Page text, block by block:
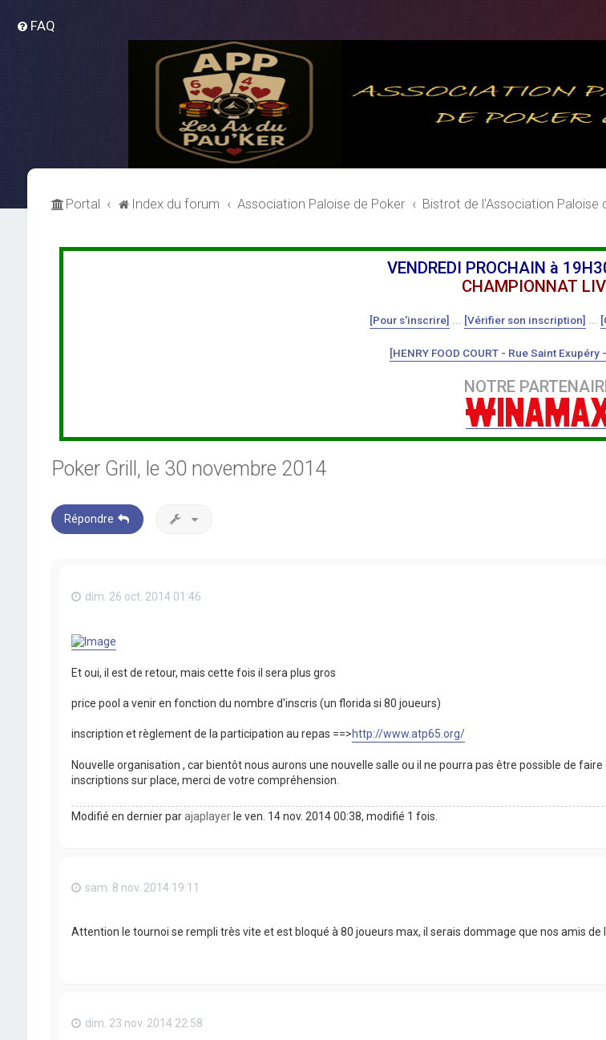
FAQ
Portal Index du forum Association Paloise de Poker Bistrot de l'Association Paloise
VENDREDI PROCHAIN à
CHAMPIONNAT
[Pour s'inscrire] [Vérifier son inscription]
[HENRY FOOD COURT - Rue Saint Exupéry
NOTRE
Poker Grill, le 30 novembre 2014
Répondre
dim. 26 oct. 2014 01:46
Et oui, il est de retour, mais cette fois il sera plus gros
price pool a venir en fonction du nombre d'inscris (un florida si 80 joueurs)
inscription et règlement de la participation au repas ==>http://www.atp65.org/
Nouvelle organisation , car bientôt nous aurons une nouvelle salle ou il ne pourra pas être possible de
inscriptions sur place, merci de votre compréhension.
Modifié en dernier parajaplayerle ven. 14 nov. 2014 00:38, modifié 1 fois.
sam. 8 nov. 2014 19:11
Attention le tournoi se rempli très vite et est bloqué à 80 joueurs max, il serais dommage que nos amis de
dim. 23 nov. 2014 22:58